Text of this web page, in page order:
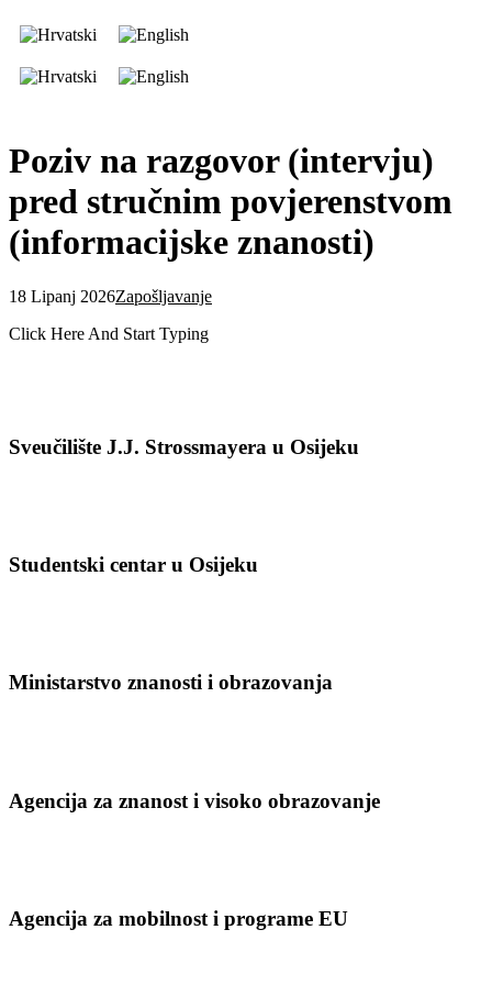
Poziv na razgovor (intervju)
pred stručnim povjerenstvom
(informacijske znanosti)
18 Lipanj 2026Zapošljavanje
Click Here And Start Typing
Sveučilište J.J. Strossmayera u Osijeku
Studentski centar u Osijeku
Ministarstvo znanosti i obrazovanja
Agencija za znanost i visoko obrazovanje
Agencija za mobilnost i programe EU